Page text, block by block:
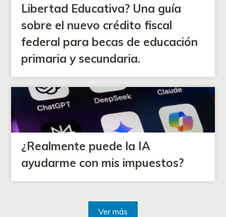
Libertad Educativa? Una guía
sobre el nuevo crédito fiscal
federal para becas de educación
primaria y secundaria.
¿Realmente puede la IA
ayudarme con mis impuestos?
Ver más